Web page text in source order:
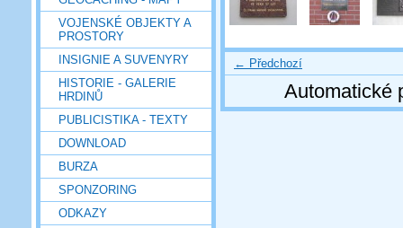
VOJENSKÉ OBJEKTY A
PROSTORY
INSIGNIE A SUVENYRY
HISTORIE - GALERIE
HRDINŮ
PUBLICISTIKA - TEXTY
DOWNLOAD
BURZA
SPONZORING
ODKAZY
← Předchozí
Automatické